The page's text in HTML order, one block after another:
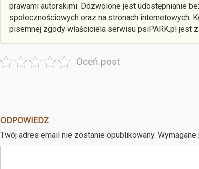
prawami autorskimi. Dozwolone jest udostępnianie
społecznościowych oraz na stronach internetowych.
pisemnej zgody właściciela serwisu psiPARK.pl jest
Oceń post
ODPOWIEDZ
Twój adres email nie zostanie opublikowany.